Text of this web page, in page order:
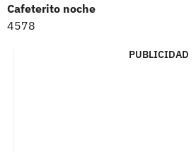
Cafeterito noche
4578
PUBLICIDAD